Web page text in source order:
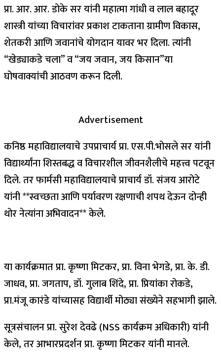
प्रा. आर. आर. डोके सर यांनी महात्मा गांधी व लाल बहादूर
शास्त्री यांच्या विचारांवर प्रकाश टाकताना ग्रामीण विकास,
शेतकरी आणि जवानांचे योगदान यावर भर दिला. त्यांनी
“खेड्याकडे चला” व “जय जवान, जय किसान”या
घोषवाक्यांची आठवण करून दिली.
Advertisement
कनिष्ठ महाविद्यालयाचे उपप्राचार्य प्रा. एस.पी.भोसले सर यांनी
विद्यार्थ्यांना शिस्तबद्ध व विचारशील जीवनशैलीचे महत्त्व पटवून
दिले. तर फार्मसी महाविद्यालयाचे प्राचार्य डॉ. संजय आरोटे
यांनी **स्वच्छता आणि पर्यावरण रक्षणाची शपथ देऊन दोन्ही
थोर नेत्यांना अभिवादन** केले.
या कार्यक्रमात प्रा. कृष्णा मिटकर, प्रा. विना भेगडे, प्रा. के. डी.
जाधव, प्रा. जगताप, डॉ. गुलाब शिंदे, प्रा. प्रियांका रोकडे,
प्रा.मंजू कारंडे यांच्यासह विद्यार्थी मोठ्या संख्येने सहभागी झाले.
सूत्रसंचालन प्रा. सुरेश देवढे (NSS कार्यक्रम अधिकारी) यांनी
केले, तर आभारप्रदर्शन प्रा. कृष्णा मिटकर यांनी मानले.